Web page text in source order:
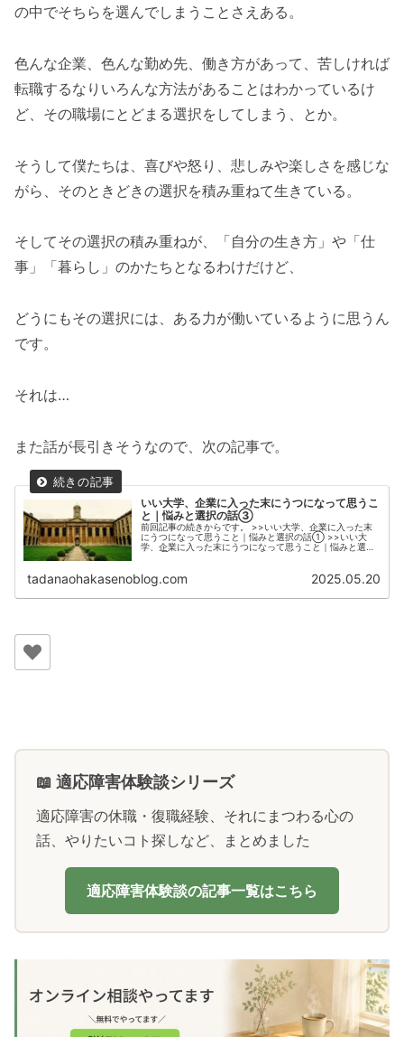
の中でそちらを選んでしまうことさえある。
色んな企業、色んな勤め先、働き方があって、苦しければ
転職するなりいろんな方法があることはわかっているけ
ど、その職場にとどまる選択をしてしまう、とか。
そうして僕たちは、喜びや怒り、悲しみや楽しさを感じな
がら、そのときどきの選択を積み重ねて生きている。
そしてその選択の積み重ねが、「自分の生き方」や「仕
事」「暮らし」のかたちとなるわけだけど、
どうにもその選択には、ある力が働いているように思うん
です。
それは…
また話が長引きそうなので、次の記事で。
いい大学、企業に入った末にうつになって思うこ
と｜悩みと選択の話③
前回記事の続きからです。 >>いい大学、企業に入った末
にうつになって思うこと｜悩みと選択の話① >>いい大
学、企業に入った末にうつになって思うこと｜悩みと選択
tadanaohakasenoblog.com 2025.05.20
📖 適応障害体験談シリーズ
適応障害の休職・復職経験、それにまつわる心の
話、やりたいコト探しなど、まとめました
適応障害体験談の記事一覧はこちら